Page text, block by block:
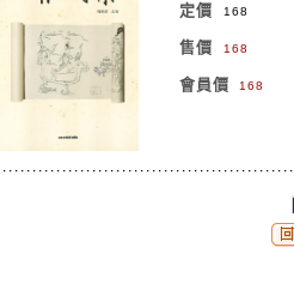
定價
168
售價 168
會員價 168